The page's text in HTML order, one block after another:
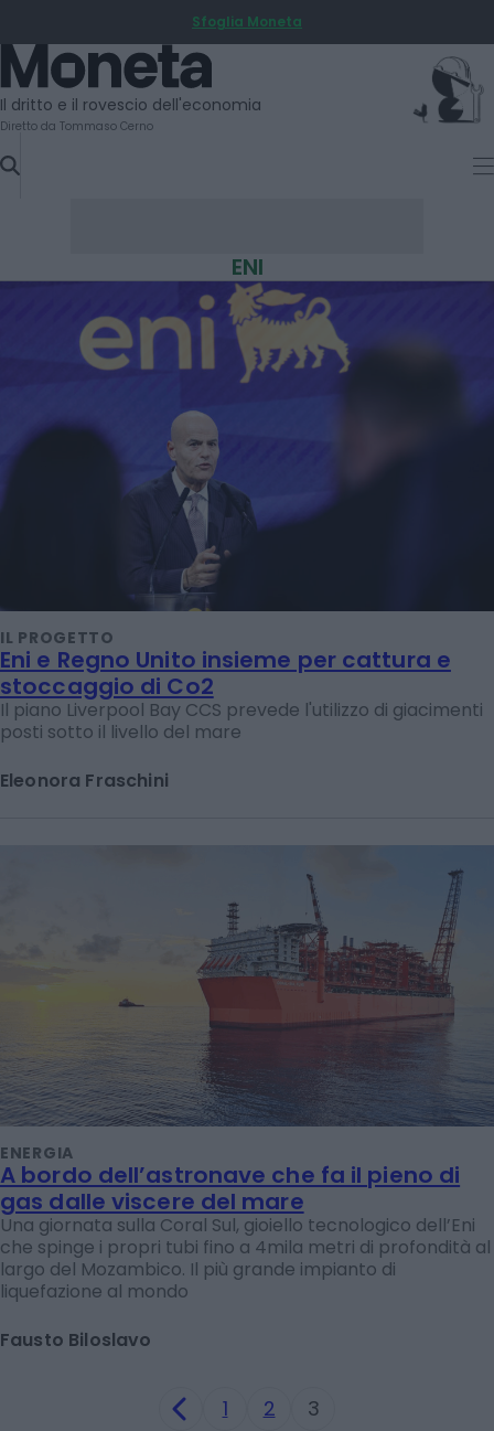
TO
CONTENT
Sfoglia Moneta
Moneta
Il dritto e il rovescio dell'economia
Diretto da Tommaso Cerno
ENI
IL PROGETTO
Eni e Regno Unito insieme per cattura e
stoccaggio di Co2
Il piano Liverpool Bay CCS prevede l'utilizzo di giacimenti
posti sotto il livello del mare
Eleonora Fraschini
ENERGIA
A bordo dell’astronave che fa il pieno di
gas dalle viscere del mare
Una giornata sulla Coral Sul, gioiello tecnologico dell’Eni
che spinge i propri tubi fino a 4mila metri di profondità al
largo del Mozambico. Il più grande impianto di
liquefazione al mondo
Fausto Biloslavo
1 2 3